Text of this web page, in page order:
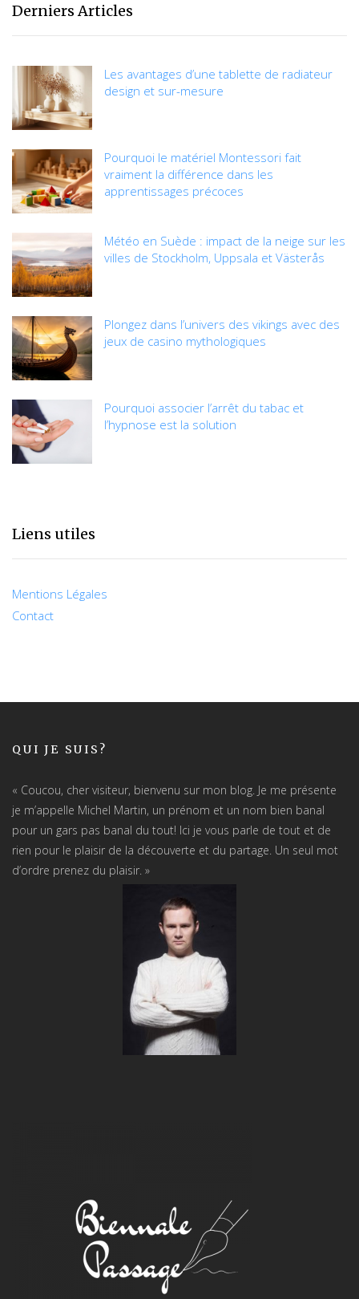
Derniers Articles
Les avantages d’une tablette de radiateur
design et sur-mesure
Pourquoi le matériel Montessori fait
vraiment la différence dans les
apprentissages précoces
Météo en Suède : impact de la neige sur les
villes de Stockholm, Uppsala et Västerås
Plongez dans l’univers des vikings avec des
jeux de casino mythologiques
Pourquoi associer l’arrêt du tabac et
l’hypnose est la solution
Liens utiles
Mentions Légales
Contact
QUI JE SUIS?
« Coucou, cher visiteur, bienvenu sur mon blog. Je me présente
je m’appelle Michel Martin, un prénom et un nom bien banal
pour un gars pas banal du tout! Ici je vous parle de tout et de
rien pour le plaisir de la découverte et du partage. Un seul mot
d’ordre prenez du plaisir. »